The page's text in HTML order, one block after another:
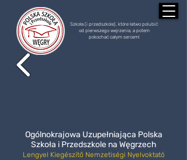
Szkoła (i przedszkole), które łatwo polubić
od pierwszego wejrzenia, a potem
pokochać całym sercem!
Ogólnokrajowa Uzupełniająca Polska
Szkoła i Przedszkole na Węgrzech
Lengyel Kiegészítő Nemzetiségi Nyelvoktató